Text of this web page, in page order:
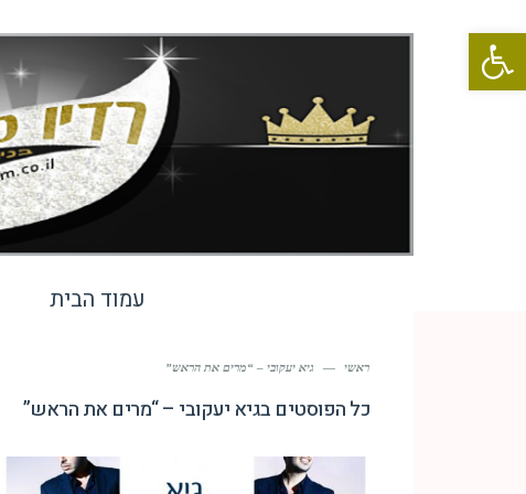
פתח סרגל נגישות
עמוד הבית
ראשי — גיא יעקובי – “מרים את הראש”
כל הפוסטים בגיא יעקובי – “מרים את הראש”